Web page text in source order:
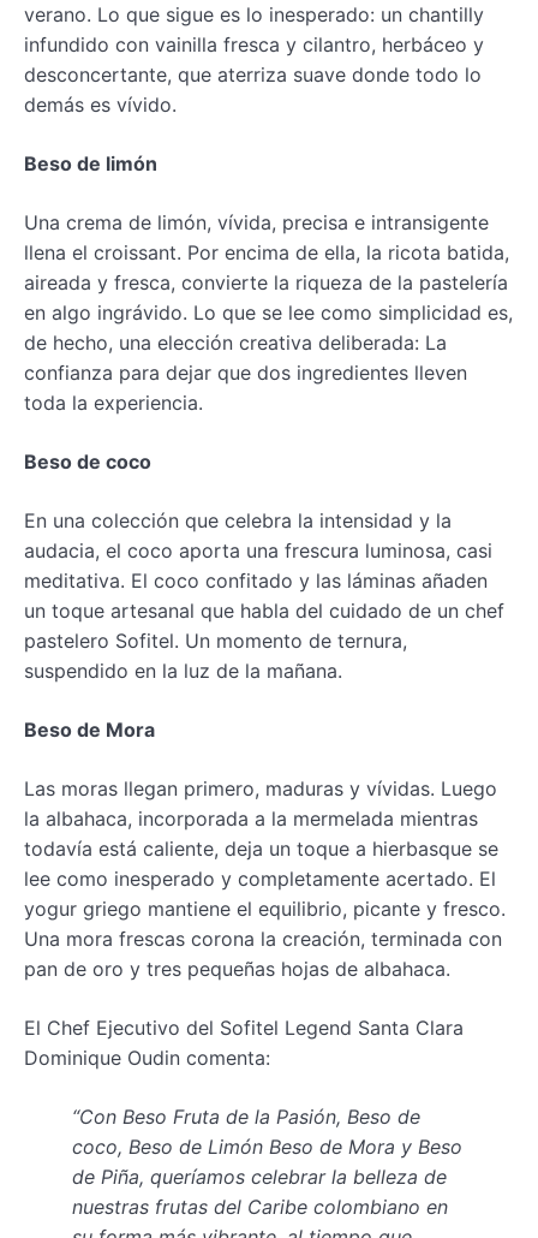
verano. Lo que sigue es lo inesperado: un chantilly
infundido con vainilla fresca y cilantro, herbáceo y
desconcertante, que aterriza suave donde todo lo
demás es vívido.
Beso de limón
Una crema de limón, vívida, precisa e intransigente
llena el croissant. Por encima de ella, la ricota batida,
aireada y fresca, convierte la riqueza de la pastelería
en algo ingrávido. Lo que se lee como simplicidad es,
de hecho, una elección creativa deliberada: La
confianza para dejar que dos ingredientes lleven
toda la experiencia.
Beso de coco
En una colección que celebra la intensidad y la
audacia, el coco aporta una frescura luminosa, casi
meditativa. El coco confitado y las láminas añaden
un toque artesanal que habla del cuidado de un chef
pastelero Sofitel. Un momento de ternura,
suspendido en la luz de la mañana.
Beso de Mora
Las moras llegan primero, maduras y vívidas. Luego
la albahaca, incorporada a la mermelada mientras
todavía está caliente, deja un toque a hierbasque se
lee como inesperado y completamente acertado. El
yogur griego mantiene el equilibrio, picante y fresco.
Una mora frescas corona la creación, terminada con
pan de oro y tres pequeñas hojas de albahaca.
El Chef Ejecutivo del Sofitel Legend Santa Clara
Dominique Oudin comenta:
“Con Beso Fruta de la Pasión, Beso de
coco, Beso de Limón Beso de Mora y Beso
de Piña, queríamos celebrar la belleza de
nuestras frutas del Caribe colombiano en